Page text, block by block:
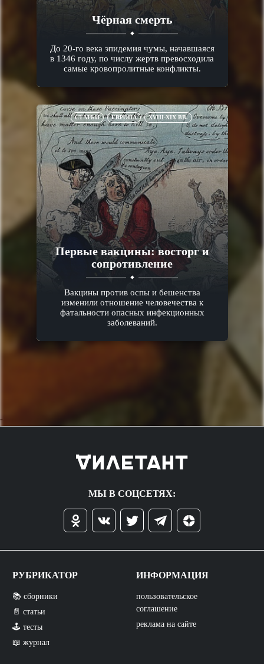
Чёрная смерть
До 20-го века эпидемия чумы, начавшаяся
в 1346 году, по числу жертв превосходила
самые кровопролитные конфликты.
СТАТЬИ ЕВРОПА XVIII-XIX ВВ.
Первые вакцины: восторг и
сопротивление
Вакцины против оспы и бешенства
изменили отношение человечества к
фатальности опасных инфекционных
заболеваний.
->
МЫ В СОЦСЕТЯХ:
РУБРИКАТОР
📚 сборники
📄 статьи
🕹️ тесты
📖 журнал
ИНФОРМАЦИЯ
пользовательское
соглашение
реклама на сайте